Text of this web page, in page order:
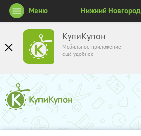
КупиКупон
Мобильное приложение
ещё удобнее
Меню Нижний Новгород